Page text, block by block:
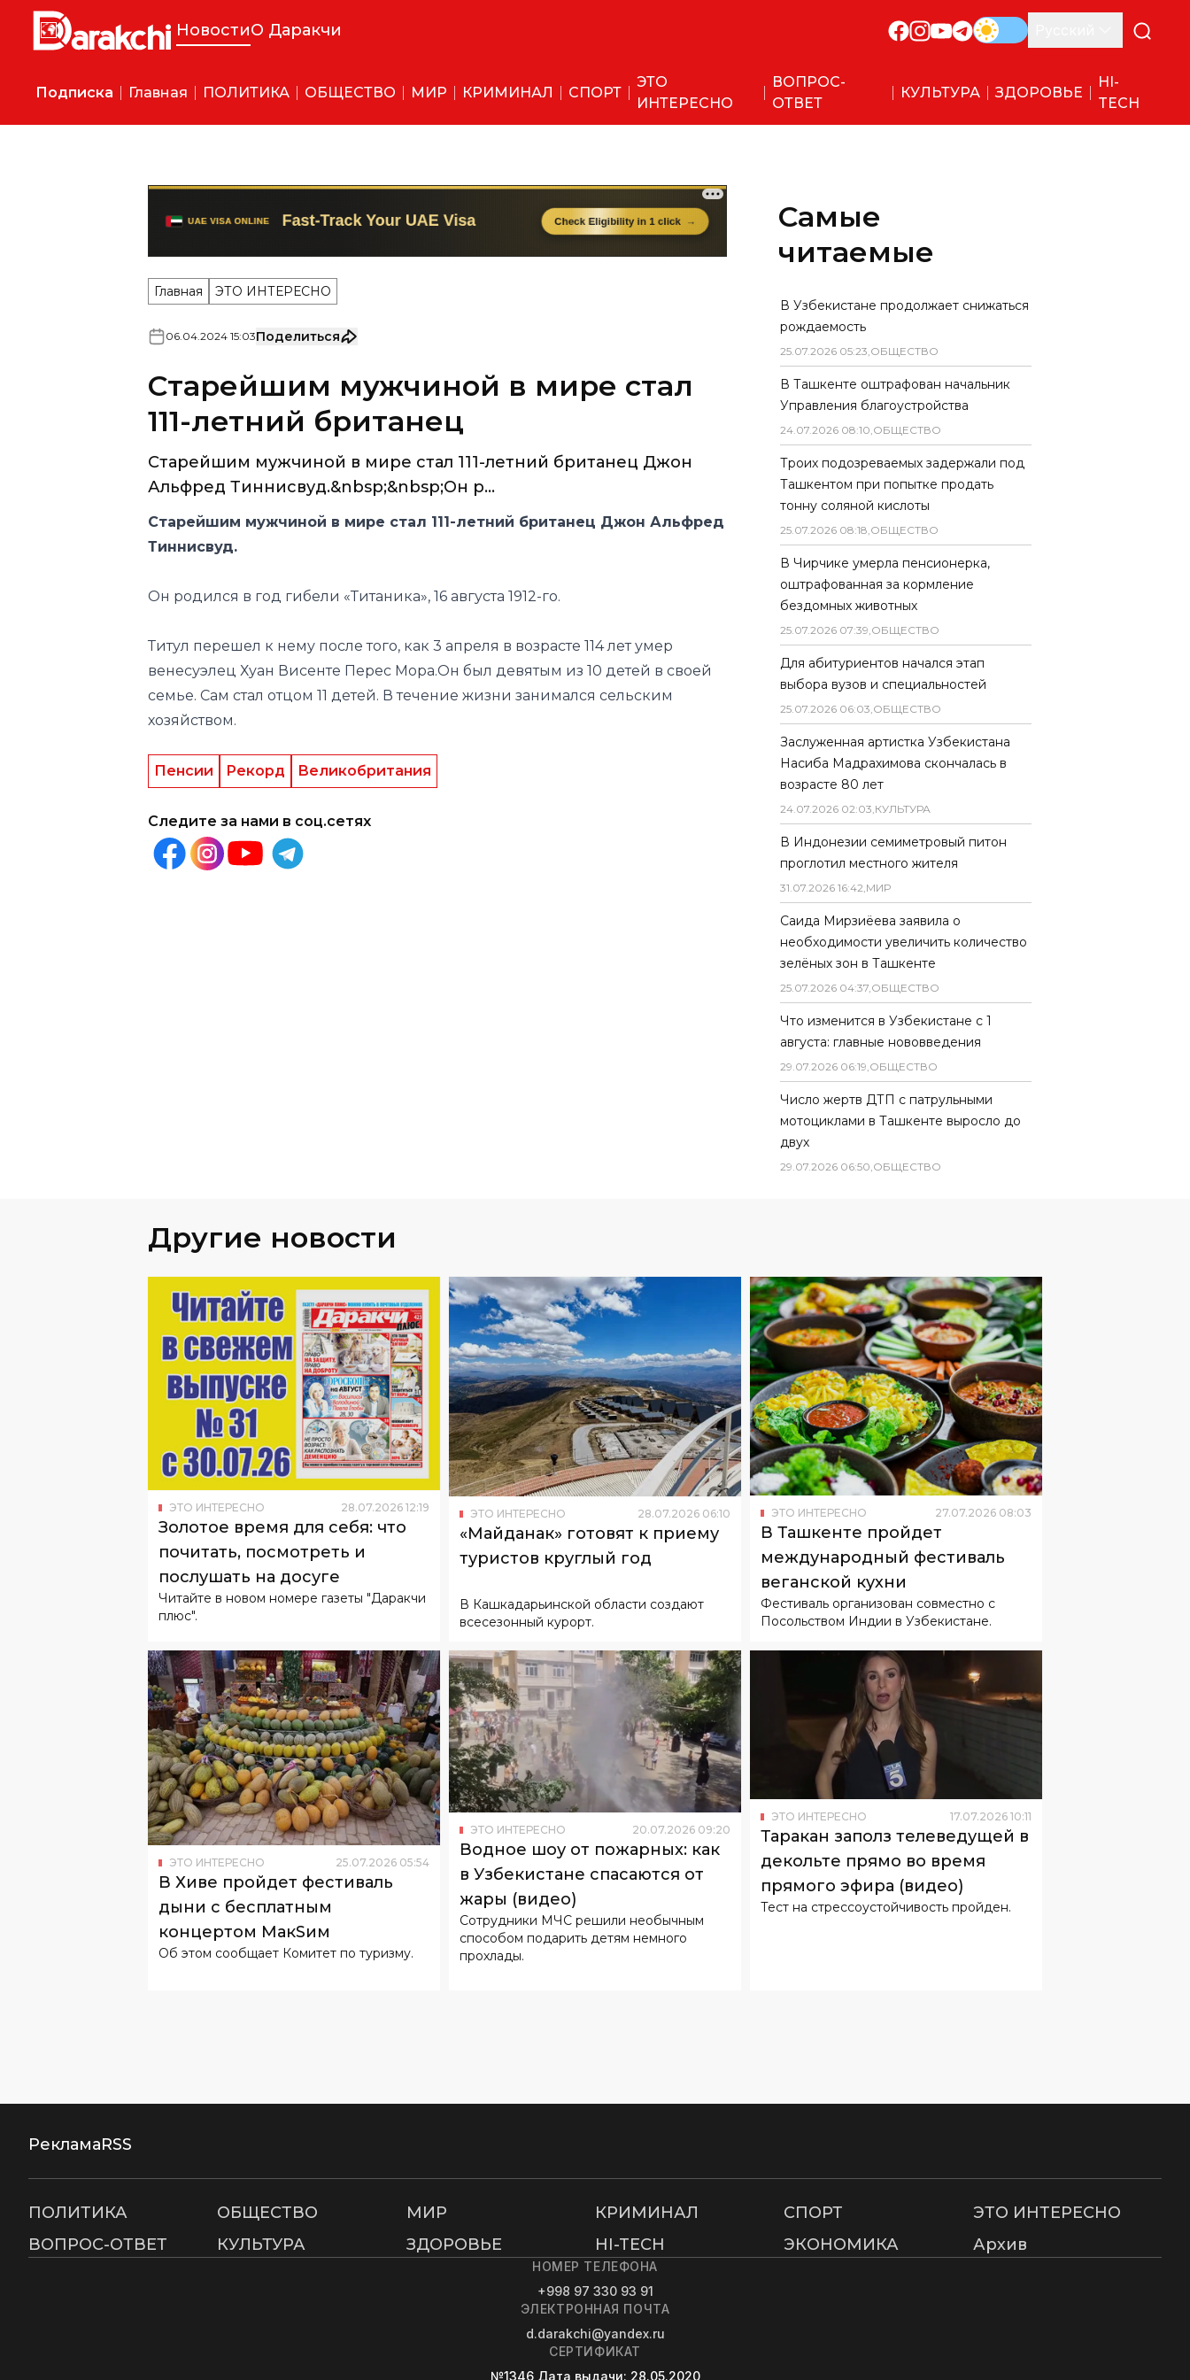
НовостиО Даракчи
Подписка Главная ПОЛИТИКА ОБЩЕСТВО МИР КРИМИНАЛ СПОРТ
ЭТО
ИНТЕРЕСНО
ВОПРОС-
ОТВЕТ
КУЛЬТУРА ЗДОРОВЬЕ
HI-
TECH
Главная ЭТО ИНТЕРЕСНО
06 04 2024 15:03Поделиться
Старейшим мужчиной в мире стал
111-летний британец
Старейшим мужчиной в мире стал 111-летний британец Джон
Альфред Тиннисвуд.&nbsp;&nbsp;Он р...
Старейшим мужчиной в мире стал 111-летний британец Джон Альфред
Тиннисвуд.
Он родился в год гибели «Титаника», 16 августа 1912-го.
Титул перешел к нему после того, как 3 апреля в возрасте 114 лет умер
венесуэлец Хуан Висенте Перес Мора.Он был девятым из 10 детей в своей
семье. Сам стал отцом 11 детей. В течение жизни занимался сельским
хозяйством.
Пенсии Рекорд Великобритания
Следите за нами в соц.сетях
Самые
читаемые
В Узбекистане продолжает снижаться
рождаемость
25.07.2026 05:23,ОБЩЕСТВО
В Ташкенте оштрафован начальник
Управления благоустройства
24.07.2026 08:10,ОБЩЕСТВО
Троих подозреваемых задержали под
Ташкентом при попытке продать
тонну соляной кислоты
25.07.2026 08:18,ОБЩЕСТВО
В Чирчике умерла пенсионерка,
оштрафованная за кормление
бездомных животных
25.07.2026 07:39,ОБЩЕСТВО
Для абитуриентов начался этап
выбора вузов и специальностей
25.07.2026 06:03,ОБЩЕСТВО
Заслуженная артистка Узбекистана
Насиба Мадрахимова скончалась в
возрасте 80 лет
24.07.2026 02:03,КУЛЬТУРА
В Индонезии семиметровый питон
проглотил местного жителя
31.07.2026 16:42,МИР
Саида Мирзиёева заявила о
необходимости увеличить количество
зелёных зон в Ташкенте
25.07.2026 04:37,ОБЩЕСТВО
Что изменится в Узбекистане с 1
августа: главные нововведения
29.07.2026 06:19,ОБЩЕСТВО
Число жертв ДТП с патрульными
мотоциклами в Ташкенте выросло до
двух
29.07.2026 06:50,ОБЩЕСТВО
Другие новости
ЭТО ИНТЕРЕСНО 28.07.2026 12:19
Золотое время для себя: что
почитать, посмотреть и
послушать на досуге
Читайте в новом номере газеты "Даракчи
плюс".
ЭТО ИНТЕРЕСНО 28.07.2026 06:10
«Майданак» готовят к приему
туристов круглый год
В Кашкадарьинской области создают
всесезонный курорт.
ЭТО ИНТЕРЕСНО 27.07.2026 08:03
В Ташкенте пройдет
международный фестиваль
веганской кухни
Фестиваль организован совместно с
Посольством Индии в Узбекистане.
ЭТО ИНТЕРЕСНО 25.07.2026 05:54
В Хиве пройдет фестиваль
дыни с бесплатным
концертом МакSим
Об этом сообщает Комитет по туризму.
ЭТО ИНТЕРЕСНО 20.07.2026 09:20
Водное шоу от пожарных: как
в Узбекистане спасаются от
жары (видео)
Сотрудники МЧС решили необычным
способом подарить детям немного
прохлады.
ЭТО ИНТЕРЕСНО 17.07.2026 10:11
Таракан заполз телеведущей в
декольте прямо во время
прямого эфира (видео)
Тест на стрессоустойчивость пройден.
РекламаRSS
ПОЛИТИКА ОБЩЕСТВО МИР КРИМИНАЛ СПОРТ
ЭТО ИНТЕРЕСНО
ВОПРОС-ОТВЕТ
КУЛЬТУРА ЗДОРОВЬЕ HI-TECH ЭКОНОМИКА Архив
НОМЕР ТЕЛЕФОНА
+998 97 330 93 91
ЭЛЕКТРОННАЯ ПОЧТА
d.darakchi@yandex.ru
СЕРТИФИКАТ
№1346 Дата выдачи: 28.05.2020